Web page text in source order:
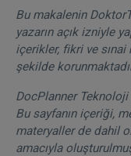
Bu makalenin
yazarın açık izniyle
içerikler, fikri ve sınai
şekilde
DocPlanner
Bu sayfanın içeriği,
materyaller de dahil
amacıyla